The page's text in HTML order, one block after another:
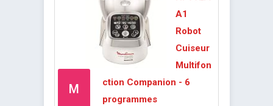
M
A1
Robot
Cuiseur
Multifon
ction Companion - 6
programmes